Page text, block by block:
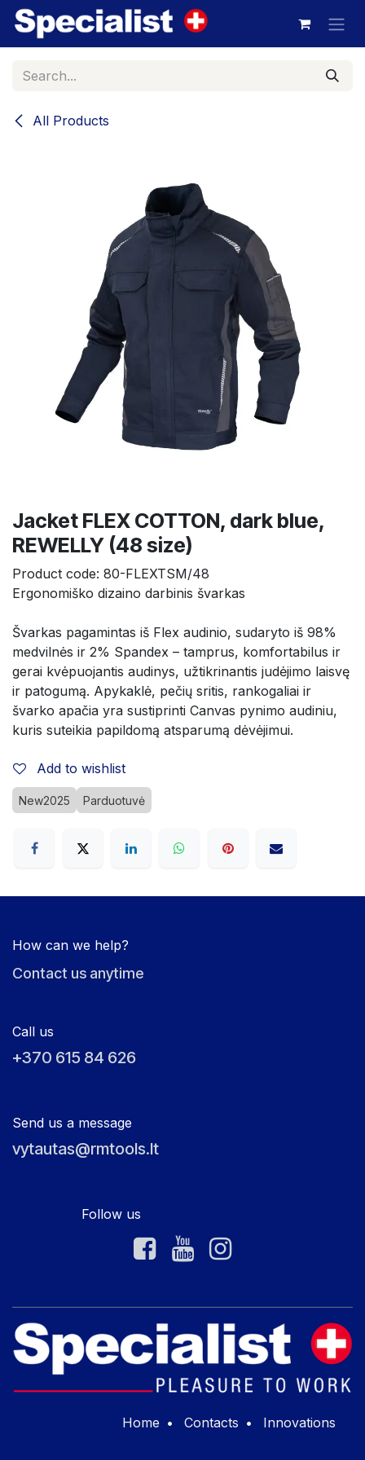
Skip to Content
All Products
Jacket FLEX COTTON, dark blue,
REWELLY (48 size)
Product code: 80-FLEXTSM/48
Ergonomiško dizaino darbinis švarkas
Švarkas pagamintas iš Flex audinio, sudaryto iš 98%
medvilnės ir 2% Spandex – tamprus, komfortabilus ir
gerai kvėpuojantis audinys, užtikrinantis judėjimo laisvę
ir patogumą. Apykaklė, pečių sritis, rankogaliai ir
švarko apačia yra sustiprinti Canvas pynimo audiniu,
kuris suteikia papildomą atsparumą dėvėjimui.
Add to wishlist
New2025 Parduotuvė
How can we help?
Contact us anytime
Call us
+370 615 84 626
Send us a message
vytautas@rmtools.lt
Follow us
Home • Contacts • Innovations